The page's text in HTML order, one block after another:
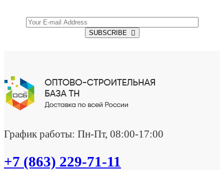
SUBSCRIBE
График работы: Пн-Пт, 08:00-17:00
+7 (863) 229-71-11